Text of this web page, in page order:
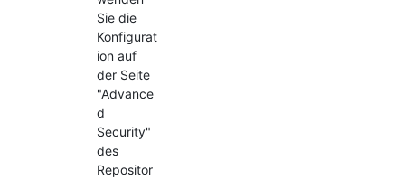
Sie die
Konfigurat
ion auf
der Seite
"Advance
d
Security"
des
Repositor